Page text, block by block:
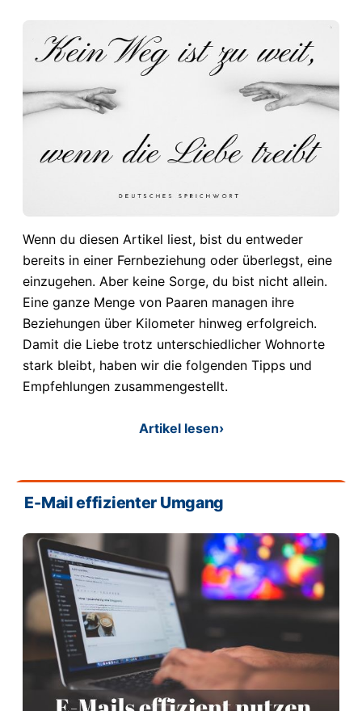
Wenn du diesen Artikel liest, bist du entweder
bereits in einer Fernbeziehung oder überlegst, eine
einzugehen. Aber keine Sorge, du bist nicht allein.
Eine ganze Menge von Paaren managen ihre
Beziehungen über Kilometer hinweg erfolgreich.
Damit die Liebe trotz unterschiedlicher Wohnorte
stark bleibt, haben wir die folgenden Tipps und
Empfehlungen zusammengestellt.
Artikel lesen›
E-Mail effizienter Umgang